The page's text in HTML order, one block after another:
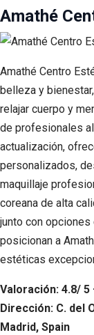
Amathé
Amathé Centro
belleza y
relajar cuerpo y
de profesionales
actualización,
personalizados,
maquillaje
coreana de alta
junto con
posicionan a
estéticas
Valoración: 4.8/ 5
Dirección: C. del
Madrid, Spain